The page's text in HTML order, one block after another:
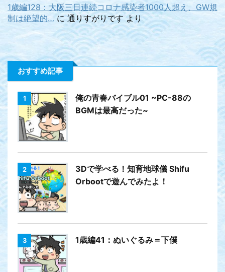
1歳編128：大阪三日連続コロナ感染者1000人超え、GW規
制は絶望的… に通りすがりです より
おすすめ記事
1
俺の青春バイブル01 ~PC-88の
BGMは最高だった~
2
3Dで学べる！知育地球儀 Shifu
Orbootで遊んでみたよ！
3 1歳編41：ぬいぐるみ＝下僕